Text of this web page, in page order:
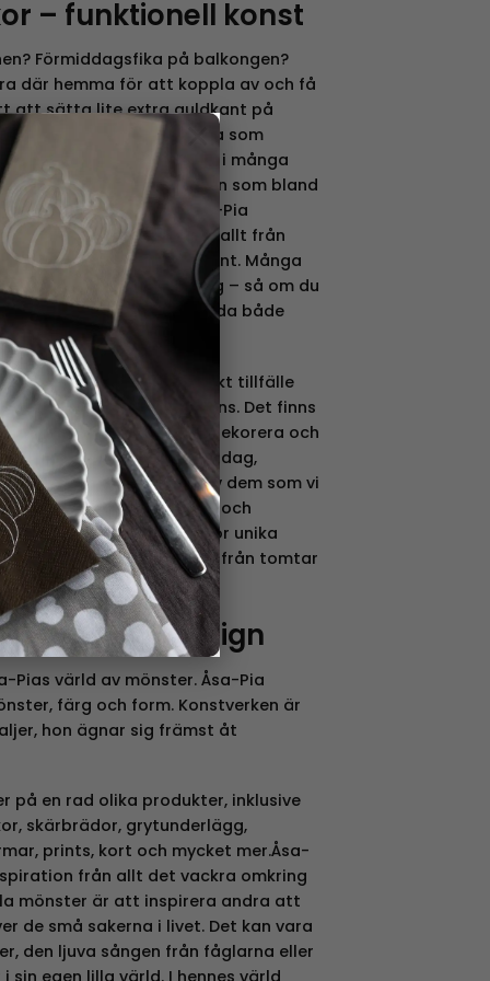
×
– funktionell konst
Förmiddagsfika på balkongen?
där hemma för att koppla av och få
att sätta lite extra guldkant på
fin och uttrycksfull bricka som
på. Våra brickor finns i många
av kända namn som bland
C Bernhardsson, Åsa-Pia
Motiven innefattar allt från
till enfärgat och stilrent. Många
även som underlägg – så om du
kan du låta det pryda både
hemma.
högtid är ett fantastiskt tillfälle
för att fira tillsammans. Det finns
man får chansen att dekorera och
hjärtans dag, mors/fars dag,
jul och nyår är några av dem som vi
på tomtar, ljusstakar och
tema. Här finner ni därför unika
av olika designers, allt från tomtar
grisar.
Pias värld av mönster. Åsa-Pia
färg och form. Konstverken är
hon ägnar sig främst åt
på en rad olika produkter, inklusive
skärbrädor, grytunderlägg,
prints, kort och mycket mer.Åsa-
från allt det vackra omkring
mönster är att inspirera andra att
de små sakerna i livet. Det kan vara
den ljuva sången från fåglarna eller